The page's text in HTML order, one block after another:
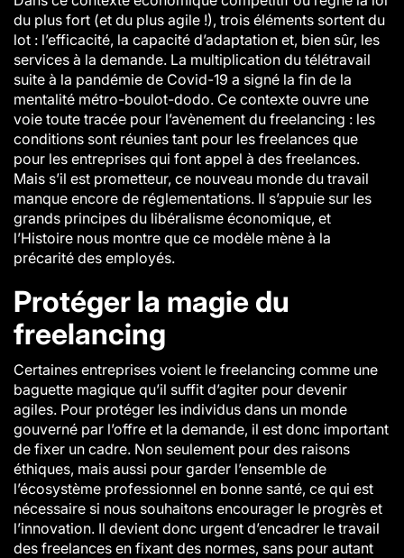
du plus fort (et du plus agile !), trois éléments sortent du
lot : l’efficacité, la capacité d’adaptation et, bien sûr, les
services à la demande. La multiplication du télétravail
suite à la pandémie de Covid-19 a signé la fin de la
mentalité métro-boulot-dodo. Ce contexte ouvre une
voie toute tracée pour l’avènement du freelancing : les
conditions sont réunies tant pour les freelances que
pour les entreprises qui font appel à des freelances.
Mais s’il est prometteur, ce nouveau monde du travail
manque encore de réglementations. Il s’appuie sur les
grands principes du libéralisme économique, et
l’Histoire nous montre que ce modèle mène à la
précarité des employés.
Protéger la magie du
freelancing
Certaines entreprises voient le freelancing comme une
baguette magique qu’il suffit d’agiter pour devenir
agiles. Pour protéger les individus dans un monde
gouverné par l’offre et la demande, il est donc important
de fixer un cadre. Non seulement pour des raisons
éthiques, mais aussi pour garder l’ensemble de
l’écosystème professionnel en bonne santé, ce qui est
nécessaire si nous souhaitons encourager le progrès et
l’innovation. Il devient donc urgent d’encadrer le travail
des freelances en fixant des normes, sans pour autant